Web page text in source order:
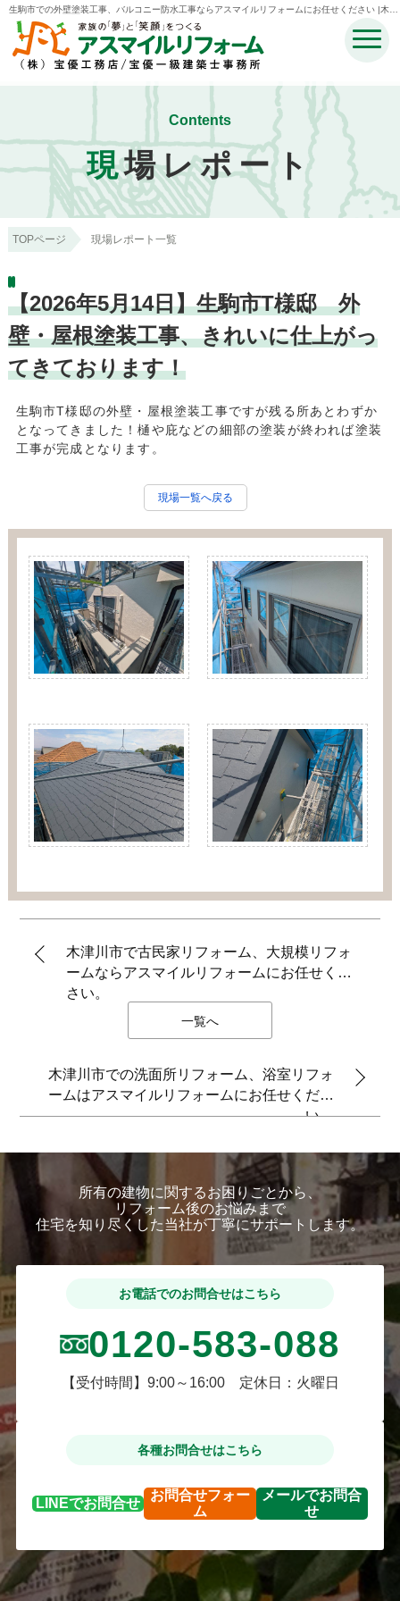
生駒市での外壁塗装工事、バルコニー防水工事ならアスマイルリフォームにお任せください |木津
川市・奈良市・生駒市・精華町・井手町のリフォームのことなら宝優工務店アスマイルリフォー
Contents
現場レポート
TOPページ 現場レポート一覧
【2026年5月14日】生駒市T様邸 外
壁・屋根塗装工事、きれいに仕上がっ
てきております！
生駒市T様邸の外壁・屋根塗装工事ですが残る所あとわずか
となってきました！樋や庇などの細部の塗装が終われば塗装
工事が完成となります。
現場一覧へ戻る
木津川市で古民家リフォーム、大規模リフォ
ームならアスマイルリフォームにお任せくだ
さい。
一覧へ
木津川市での洗面所リフォーム、浴室リフォ
ームはアスマイルリフォームにお任せくださ
い。
所有の建物に関するお困りごとから、
リフォーム後のお悩みまで
住宅を知り尽くした当社が丁寧にサポートします。
お電話でのお問合せはこちら
0120-583-088
【受付時間】9:00～16:00 定休日：火曜日
各種お問合せはこちら
LINEでお問合せ
お問合せフォー
ム
メールでお問合
せ